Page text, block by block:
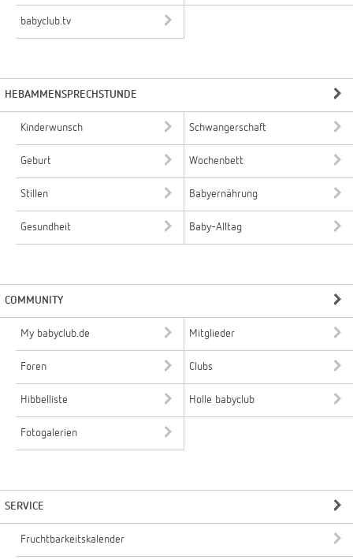
babyclub.tv
HEBAMMENSPRECHSTUNDE
Kinderwunsch Schwangerschaft
Geburt Wochenbett
Stillen Babyernährung
Gesundheit Baby-Alltag
COMMUNITY
My babyclub.de Mitglieder
Foren Clubs
Hibbelliste Holle babyclub
Fotogalerien
SERVICE
Fruchtbarkeitskalender